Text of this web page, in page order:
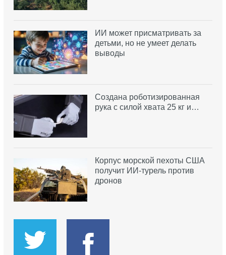
ИИ может присматривать за
детьми, но не умеет делать
выводы
Создана роботизированная
рука с силой хвата 25 кг и…
Корпус морской пехоты США
получит ИИ-турель против
дронов